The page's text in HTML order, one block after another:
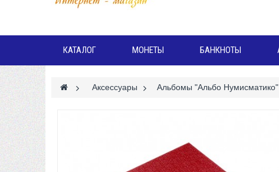
КАТАЛОГ МОНЕТЫ БАНКНОТЫ
> Аксессуары > Альбомы "Альбо Нумисматико"